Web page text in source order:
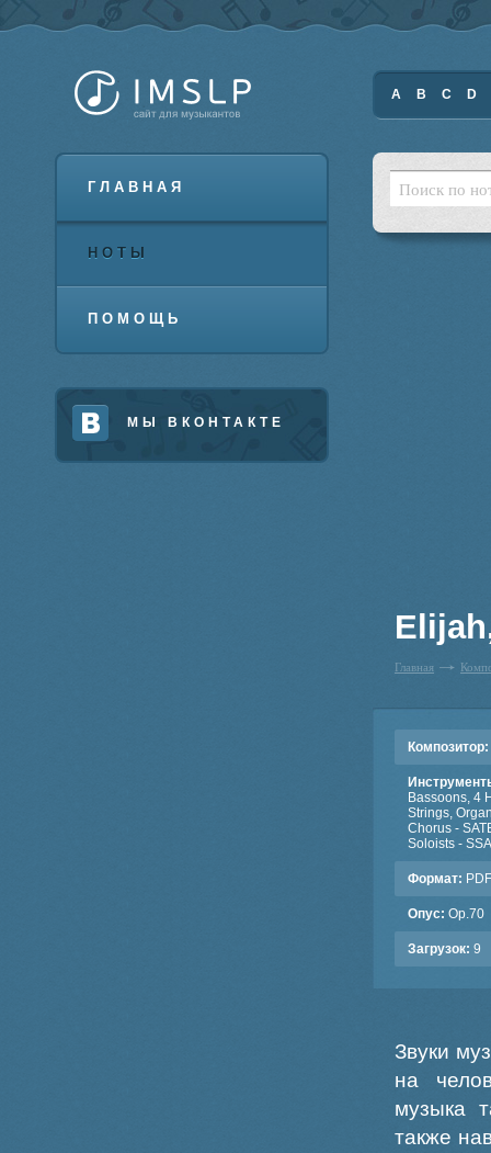
ГЛАВНАЯ
НОТЫ
ПОМОЩЬ
МЫ ВКОНТАКТЕ
A B C D
Главная
Композитор:
Bassoons, 4
Strings,
Chorus -
Soloists -
Формат: PDF
Опус: Op.70
Загрузок: 9
Звуки
на
музыка
также